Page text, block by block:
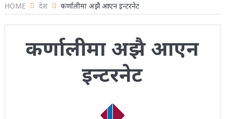
HOME देश कर्णालीमा अझै आएन इन्टरनेट
कर्णालीमा अझै आएन
इन्टरनेट